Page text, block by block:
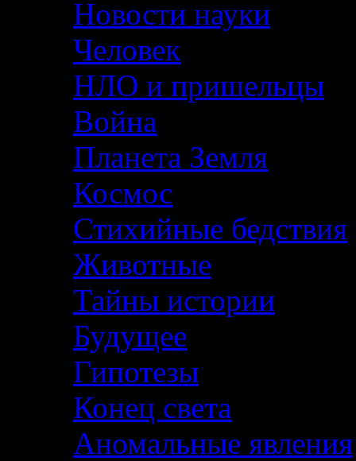
Новости науки
Человек
НЛО и пришельцы
Война
Планета Земля
Космос
Стихийные бедствия
Животные
Тайны истории
Будущее
Гипотезы
Конец света
Аномальные явления